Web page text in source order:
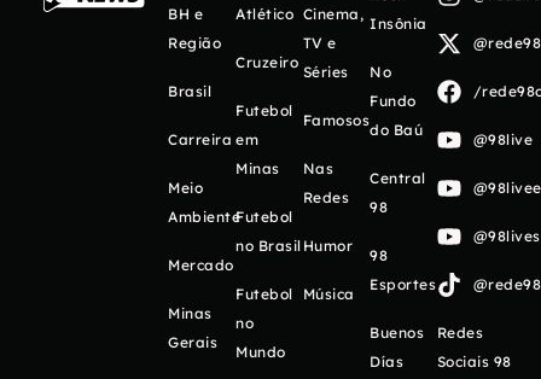
BH e
Região
Brasil
Carreira
Meio
Ambiente
Mercado
Minas
Gerais
Atlético
Cruzeiro
Futebol
em
Minas
Futebol
no Brasil
Futebol
no
Mundo
Cinema,
TV e
Séries
Famosos
Nas
Redes
Humor
Música
Insônia
No
Fundo
do Baú
Central
98
98
Esportes
Buenos
Días
/
@98live
Redes
Sociais 98